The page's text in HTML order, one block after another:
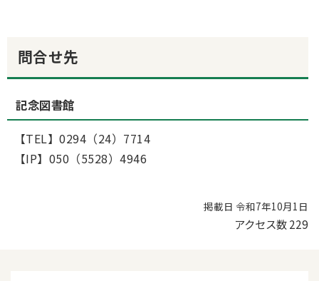
問合せ先
記念図書館
【TEL】0294（24）7714
【IP】050（5528）4946
掲載日 令和7年10月1日
アクセス数229